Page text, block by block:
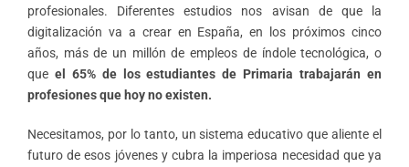
profesionales. Diferentes estudios nos avisan de que la
digitalización va a crear en España, en los próximos cinco
años, más de un millón de empleos de índole tecnológica, o
que el 65% de los estudiantes de Primaria trabajarán en
profesiones que hoy no existen.
Necesitamos, por lo tanto, un sistema educativo que aliente el
futuro de esos jóvenes y cubra la imperiosa necesidad que ya